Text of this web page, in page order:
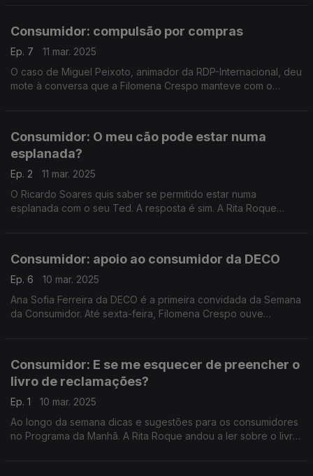
Consumidor: compulsão por compras
Ep. 7
11 mar. 2025
O caso de Miguel Peixoto, animador da RDP-Internacional, deu
mote à conversa que a Filomena Crespo manteve com o
Consumidor: O meu cão pode estar numa
esplanada?
Ep. 2
11 mar. 2025
O Ricardo Soares quis saber se permitido estar numa
esplanada com o seu Ted. A resposta é sim. A Rita Roque
Consumidor: apoio ao consumidor da DECO
Ep. 6
10 mar. 2025
Ana Sofia Ferreira da DECO é a primeira convidada da Semana
da Consumidor. Até sexta-feira, Filomena Crespo ouve
Consumidor: E se me esquecer de preencher o
livro de reclamações?
Ep. 1
10 mar. 2025
Ao longo da semana dicas e sugestões para os consumidores
no Programa da Manhã. A Rita Roque andou a ler sobre o livro